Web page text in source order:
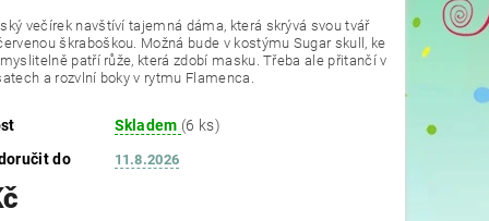
večírek navštíví tajemná dáma, která skrývá svou tvář
škraboškou. Možná bude v kostýmu Sugar skull, ke
patří růže, která zdobí masku. Třeba ale přitančí v
a rozvlní boky v rytmu Flamenca.
Skladem (6 ks)
do
11.8.2026